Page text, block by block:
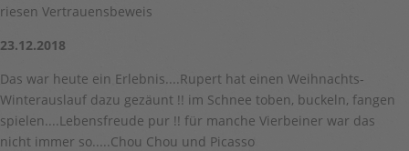
riesen Vertrauensbeweis
23.12.2018
Das war heute ein Erlebnis....Rupert hat einen Weihnachts-
Winterauslauf dazu gezäunt !! im Schnee toben, buckeln, fangen
spielen....Lebensfreude pur !! für manche Vierbeiner war das
nicht immer so.....Chou Chou und Picasso